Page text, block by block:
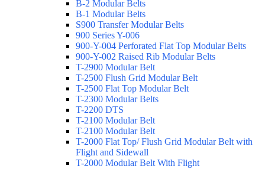
B-2 Modular Belts
B-1 Modular Belts
S900 Transfer Modular Belts
900 Series Y-006
900-Y-004 Perforated Flat Top Modular Belts
900-Y-002 Raised Rib Modular Belts
T-2900 Modular Belt
T-2500 Flush Grid Modular Belt
T-2500 Flat Top Modular Belt
T-2300 Modular Belts
T-2200 DTS
T-2100 Modular Belt
T-2100 Modular Belt
T-2000 Flat Top/ Flush Grid Modular Belt with
Flight and Sidewall
T-2000 Modular Belt With Flight